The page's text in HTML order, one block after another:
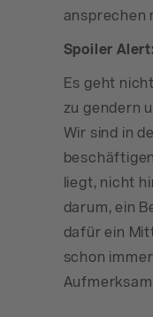
ansprechen
Spoiler Alert:
Es geht
zu gendern
Wir sind in
liegt, nicht
darum, ein
dafür ein
schon